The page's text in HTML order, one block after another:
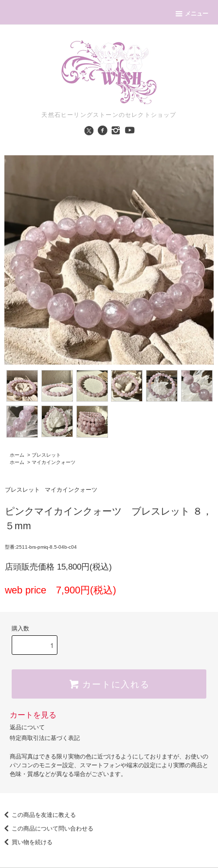
メニュー
天然石ヒーリングストーンのセレクトショップ
ホーム > ブレスレット
ホーム
> マイカインクォーツ
ブレスレット マイカインクォーツ
ピンクマイカインクォーツ ブレスレット ８，
５mm
型番:2511-brs-pmiq-8.5-04b-c04
店頭販売価格 15,800円(税込)
web price 7,900円(税込)
購入数
カートに入れる
カートを見る
返品について
特定商取引法に基づく表記
商品写真はできる限り実物の色に近づけるようにしておりますが、お使いの
パソコンのモニター設定、スマートフォンや端末の設定により実際の商品と
色味・質感などが異なる場合がございます。
この商品を友達に教える
この商品について問い合わせる
買い物を続ける